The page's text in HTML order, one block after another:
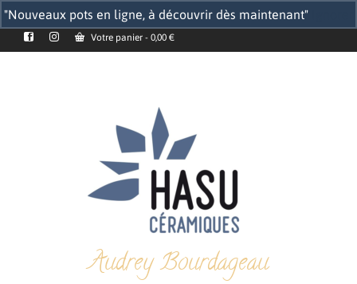
"Nouveaux pots en ligne, à découvrir dès maintenant"
Votre panier - 0,00 €
Audrey Bourdageau